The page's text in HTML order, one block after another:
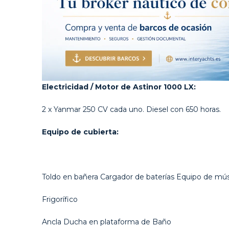
Electricidad / Motor de Astinor 1000 LX:
2 x Yanmar 250 CV cada uno. Diesel con 650 horas.
Equipo de cubierta:
Toldo en bañera Cargador de baterías Equipo de
Frigorífico
Ancla Ducha en plataforma de Baño